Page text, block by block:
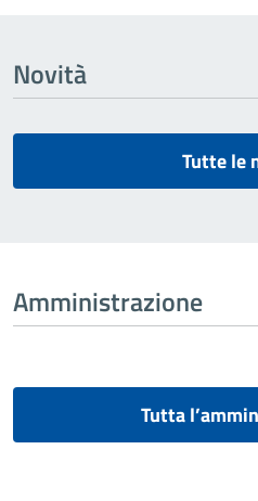
Novità
Tutte le
Amministrazione
Tutta